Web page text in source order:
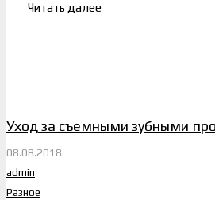
Читать далее
Уход за съемными зубными
08.08.2018
admin
Разное